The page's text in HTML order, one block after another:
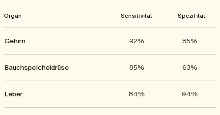
Organ Sensitivität Spezifität
Gehirn 92% 85%
Bauchspeicheldrüse 85% 63%
Leber 84% 94%